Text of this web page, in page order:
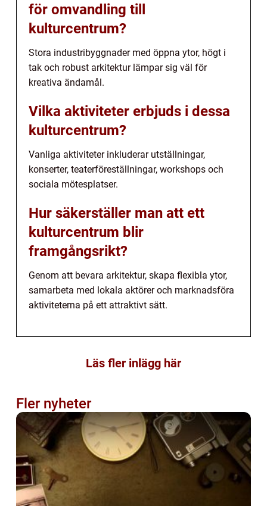
för omvandling till
kulturcentrum?
Stora industribyggnader med öppna ytor, högt i
tak och robust arkitektur lämpar sig väl för
kreativa ändamål.
Vilka aktiviteter erbjuds i dessa
kulturcentrum?
Vanliga aktiviteter inkluderar utställningar,
konserter, teaterföreställningar, workshops och
sociala mötesplatser.
Hur säkerställer man att ett
kulturcentrum blir
framgångsrikt?
Genom att bevara arkitektur, skapa flexibla ytor,
samarbeta med lokala aktörer och marknadsföra
aktiviteterna på ett attraktivt sätt.
Läs fler inlägg här
Fler nyheter